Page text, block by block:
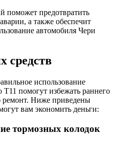
поможет предотвратить
а также обеспечит
автомобиля Чери
средств
использование
помогут избежать раннего
ремонт. Ниже приведены
вам экономить деньги:
тормозных колодок